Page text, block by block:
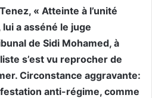
« Atteinte à l’unité
a asséné le juge
de Sidi Mohamed, à
s’est vu reprocher de
Circonstance aggravante:
anti-régime, comme